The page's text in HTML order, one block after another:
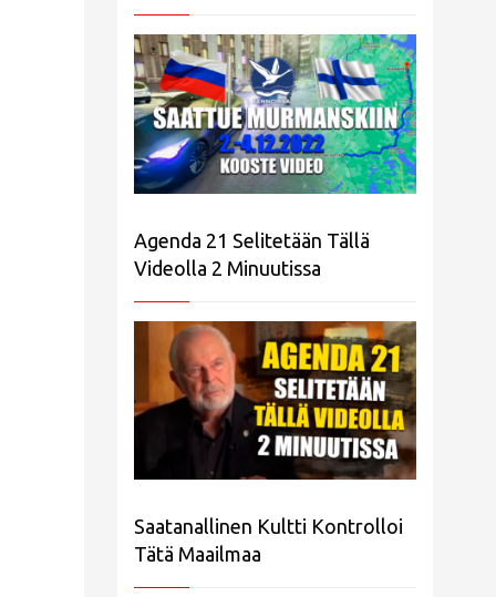
Agenda 21 Selitetään Tällä
Videolla 2 Minuutissa
Saatanallinen Kultti Kontrolloi
Tätä Maailmaa